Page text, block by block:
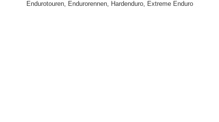
Endurotouren, Endurorennen, Hardenduro, Extreme Enduro